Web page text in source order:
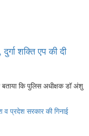
शक्ति एप की दी
बताया कि पुलिस अधीक्षक डॉ अंशु